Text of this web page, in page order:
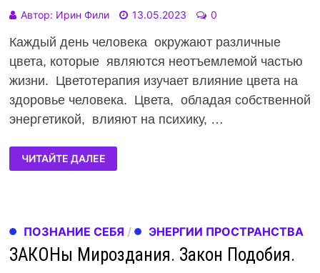
Автор: Ирин Фили 13.05.2023 0
Каждый день человека окружают различные
цвета, которые являются неотъемлемой частью
жизни. Цветотерапия изучает влияние цвета на
здоровье человека. Цвета, обладая собственной
энергетикой, влияют на психику, …
ЧИТАЙТЕ ДАЛЕЕ
ПОЗНАНИЕ СЕБЯ / ЭНЕРГИИ ПРОСТРАНСТВА
ЗАКОНы Мироздания. Закон Подобия.